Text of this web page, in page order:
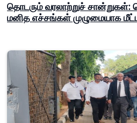
தொடரும் வரலாற்றுச் சான்றுகள்:
மனித எச்சங்கள் முழுமையாக